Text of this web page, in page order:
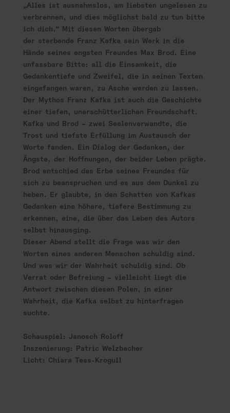
„Alles ist ausnahmslos, am liebsten ungelesen zu
verbrennen, und dies möglichst bald zu tun bitte
ich dich.“ Mit diesen Worten übergab
der sterbende Franz Kafka sein Werk in die
Hände seines engsten Freundes Max Brod. Eine
unfassbare Bitte: all die Einsamkeit, die
Gedankentiefe und Zweifel, die in seinen Texten
eingefangen waren, zu Asche werden zu lassen.
Der Mythos Franz Kafka ist auch die Geschichte
einer tiefen, unerschütterlichen Freundschaft.
Kafka und Brod – zwei Seelenverwandte, die
Trost und tiefste Erfüllung im Austausch der
Worte fanden. Ein Dialog der Gedanken, der
Ängste, der Hoffnungen, der beider Leben prägte.
Brod entschied das Erbe seines Freundes für
sich zu beanspruchen und es aus dem Dunkel zu
heben. Er glaubte, in den Schatten von Kafkas
Gedanken eine höhere, tiefere Bestimmung zu
erkennen, eine, die über das Leben des Autors
selbst hinausging.
Dieser Abend stellt die Frage was wir den
Worten eines anderen Menschen schuldig sind.
Und was wir der Wahrheit schuldig sind. Ob
Verrat oder Befreiung – vielleicht liegt die
Antwort zwischen diesen Polen, in einer
Wahrheit, die Kafka selbst zu hinterfragen
suchte.
Schauspiel: Janosch Roloff
Inszenierung: Patric Welzbacher
Licht: Chiara Tess-Krogull